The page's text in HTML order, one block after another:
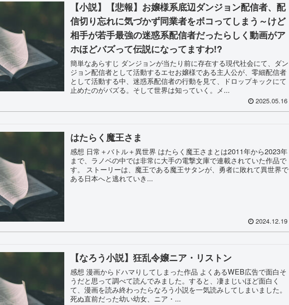
【小説】【悲報】お嬢様系底辺ダンジョン配信者、配
信切り忘れに気づかず同業者をボコってしまう～けど
相手が若手最強の迷惑系配信者だったらしく動画がア
ホほどバズって伝説になってますわ!?
簡単なあらすじ ダンジョンが当たり前に存在する現代社会にて、ダン
ジョン配信者として活動するエセお嬢様である主人公が、零細配信者
として活動する中、迷惑系配信者の行動を見て、ドロップキックにて
止めたのがバズる。そして世界は知っていく。メ...
2025.05.16
はたらく魔王さま
感想 日常＋バトル＋異世界 はたらく魔王さまとは2011年から2023年
まで、ラノベの中では非常に大手の電撃文庫で連載されていた作品で
す。 ストーリーは、魔王である魔王サタンが、勇者に敗れて異世界で
ある日本へと逃れていき...
2024.12.19
【なろう小説】狂乱令嬢ニア・リストン
感想 漫画からドハマりしてしまった作品 よくあるWEB広告で面白そ
うだと思って調べて読んでみました。すると、凄まじいほど面白く
て、漫画を読み終わったらなろう小説を一気読みしてしまいました。
死ぬ直前だった幼い幼女、ニア・...